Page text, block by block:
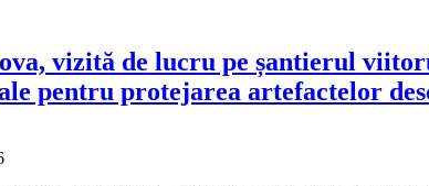
vizită de lucru pe șantierul
pentru protejarea artefactelor